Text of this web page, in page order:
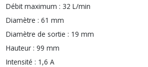
Débit maximum : 32 L/min
Diamètre : 61 mm
Diamètre de sortie : 19 mm
Hauteur : 99 mm
Intensité : 1,6 A